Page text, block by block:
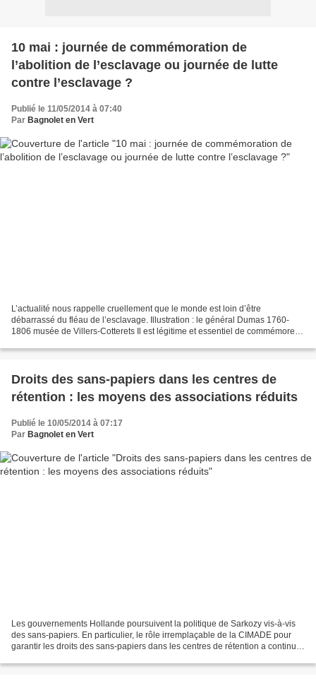
10 mai : journée de commémoration de
l’abolition de l’esclavage ou journée de lutte
contre l’esclavage ?
Publié le 11/05/2014 à 07:40
Par Bagnolet en Vert
L’actualité nous rappelle cruellement que le monde est loin d’être
débarrassé du fléau de l’esclavage. Illustration : le général Dumas 1760-
1806 musée de Villers-Cotterets Il est légitime et essentiel de commémorer
Droits des sans-papiers dans les centres de
rétention : les moyens des associations réduits
Publié le 10/05/2014 à 07:17
Par Bagnolet en Vert
Les gouvernements Hollande poursuivent la politique de Sarkozy vis-à-vis
des sans-papiers. En particulier, le rôle irremplaçable de la CIMADE pour
garantir les droits des sans-papiers dans les centres de rétention a continué,